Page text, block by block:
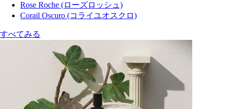
Rose Roche (ローズロッシュ)
Corail Oscuro (コライユオスクロ)
すべてみる